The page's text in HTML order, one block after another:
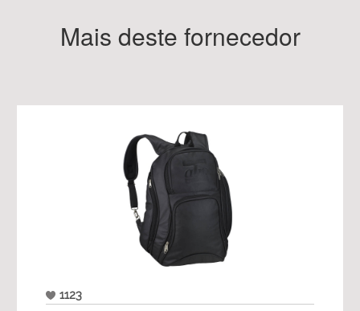
Mais deste fornecedor
1123